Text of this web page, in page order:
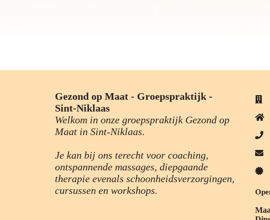
Gezond op Maat - Groepspraktijk -
Sint-Niklaas
Welkom in onze groepspraktijk Gezond op
Maat in Sint-Niklaas.
Je kan bij ons terecht voor coaching,
ontspannende massages, diepgaande
therapie evenals schoonheidsverzorgingen,
cursussen en workshops.